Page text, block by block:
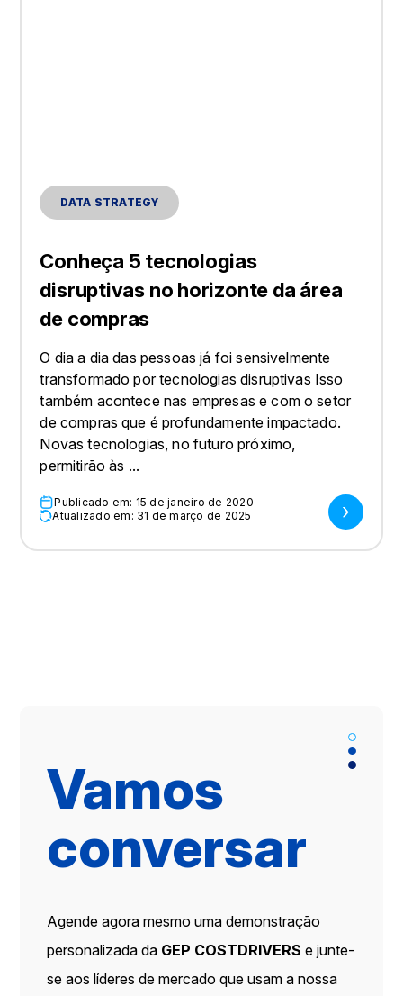
DATA STRATEGY
Conheça 5 tecnologias
disruptivas no horizonte da área
de compras
O dia a dia das pessoas já foi sensivelmente
transformado por tecnologias disruptivas Isso
também acontece nas empresas e com o setor
de compras que é profundamente impactado.
Novas tecnologias, no futuro próximo,
permitirão às ...
Publicado em: 15 de janeiro de 2020
Atualizado em: 31 de março de 2025
Vamos
conversar
Agende agora mesmo uma demonstração
personalizada da GEP COSTDRIVERS e junte-
se aos líderes de mercado que usam a nossa